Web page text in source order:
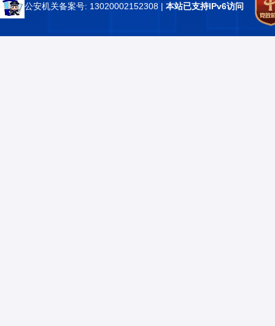
公安机关备案号: 13020002152308 | 本站已支持IPv6访问